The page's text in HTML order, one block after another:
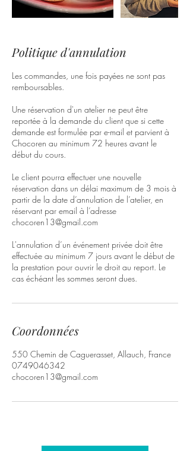
Politique d'annulation
Les commandes, une fois payées ne sont pas
remboursables.
Une réservation d'un atelier ne peut être
reportée à la demande du client que si cette
demande est formulée par e-mail et parvient à
Chocoren au minimum 72 heures avant le
début du cours.
Le client pourra effectuer une nouvelle
réservation dans un délai maximum de 3 mois à
partir de la date d’annulation de l’atelier, en
réservant par email à l’adresse
chocoren13@gmail.com
L'annulation d’un événement privée doit être
effectuée au minimum 7 jours avant le début de
la prestation pour ouvrir le droit au report. Le
cas échéant les sommes seront dues.
Coordonnées
550 Chemin de Caguerasset, Allauch, France
0749046342
chocoren13@gmail.com